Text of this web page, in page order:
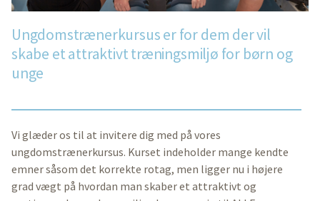
Ungdomstrænerkursus er for dem der vil
skabe et attraktivt træningsmiljø for børn og
unge
Vi glæder os til at invitere dig med på vores
ungdomstrænerkursus. Kurset indeholder mange kendte
emner såsom det korrekte rotag, men ligger nu i højere
grad vægt på hvordan man skaber et attraktivt og